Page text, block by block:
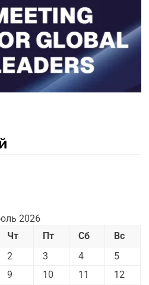
2026
Чт Пт Сб
Вс
2 3 4
5
9 10 11
12